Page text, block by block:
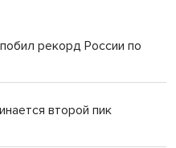
рекорд России по
второй пик